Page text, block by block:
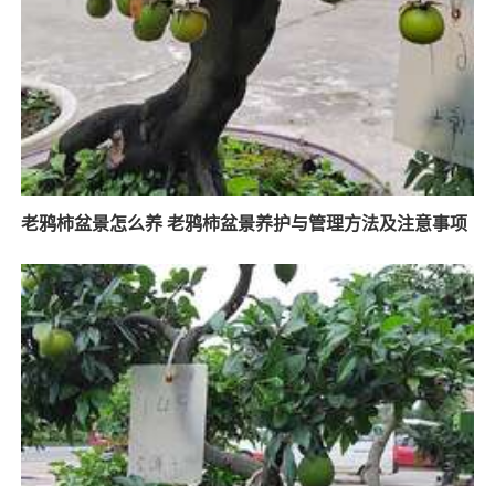
老鸦柿盆景怎么养 老鸦柿盆景养护与管理方法及注意事项